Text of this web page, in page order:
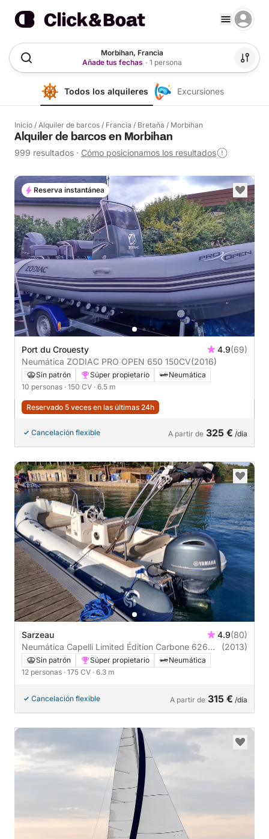
Morbihan, Francia
Añade tus fechas · 1 persona
Todos los alquileres Excursiones
Inicio / Alquiler de barcos / Francia / Bretaña / Morbihan
Alquiler de barcos en Morbihan
999 resultados · Cómo posicionamos los resultados
Port du Crouesty 4.9(69)
Neumática ZODIAC PRO OPEN 650 150CV(2016)
Sin patrón Súper propietario
Neumática
10 personas · 150 CV · 6.5 m
Reservado 5 veces en las últimas 24h
Cancelación flexible A partir de 325 € /día
Reserva instantánea
Sarzeau 4.9(80)
Neumática Capelli Limited Édition Carbone 626
175CV
(2013)
Sin patrón Súper propietario
Neumática
12 personas · 175 CV · 6.3 m
Cancelación flexible A partir de 315 € /día